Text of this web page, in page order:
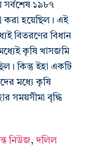
সর্বশেষ ১৯৮৭
করা হয়েছিল। এই
বিতরণের বিধান
কৃষি খাসজমি
কিন্তু ইহা একটি
মধ্যে কৃষি
সময়সীমা বৃদ্ধি
নিউজ,দলিল